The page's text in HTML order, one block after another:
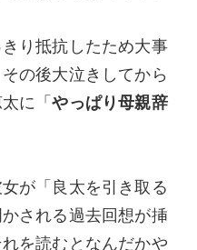
り抵抗したため大事
の後大泣きしてから
に「やっぱり母親辞
が「良太を引き取る
される過去回想が挿
を読むとなんだかや